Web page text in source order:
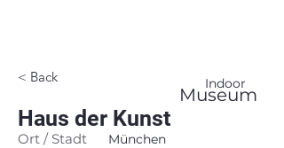
< Back
Museum
Haus der Kunst
München
Ort / Stadt
Indoor